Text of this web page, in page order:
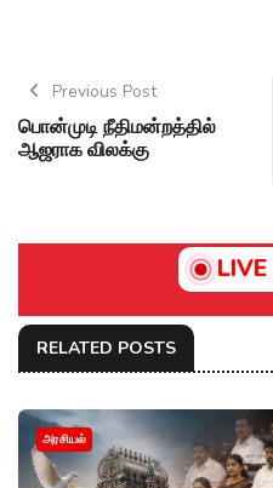
Previous Post
பொன்முடி நீதிமன்றத்தில்
ஆஜராக விலக்கு
RELATED POSTS
அரசியல்